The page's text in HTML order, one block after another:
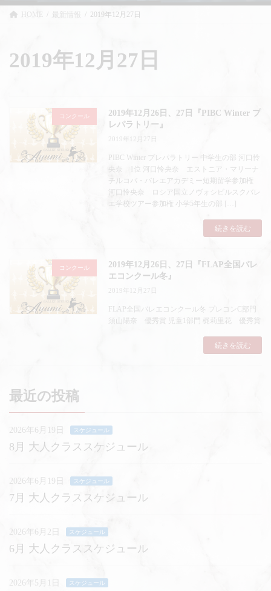
HOME 最新情報 2019年12月27日
2019年12月27日
コンクール
2019年12月26日、27日『PIBC Winter プ
レパラトリー』
2019年12月27日
PIBC Winter プレパラトリー 中学生の部 河口怜
央奈 1位 河口怜央奈 エストニア・マリーナ
チルコバ・バレエアカデミー短期留学参加権
河口怜央奈 ロシア国立ノヴォシビルスクバレ
エ学校ツアー参加権 小学5年生の部 […]
続きを読む
コンクール
2019年12月26日、27日『FLAP全国バレ
エコンクール冬』
2019年12月27日
FLAP全国バレエコンクール冬 プレコンC部門
須山陽奈 優秀賞 児童1部門 梶莉里花 優秀賞
続きを読む
最近の投稿
2026年6月19日 スケジュール
8月 大人クラススケジュール
2026年6月19日 スケジュール
7月 大人クラススケジュール
2026年6月2日 スケジュール
6月 大人クラススケジュール
2026年5月1日 スケジュール